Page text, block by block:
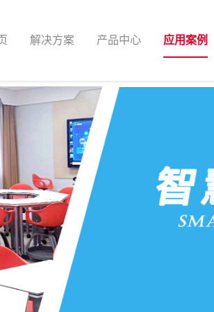
解决方案 产品中心 应用案例